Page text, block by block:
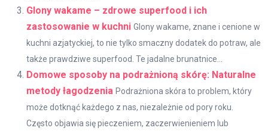
Glony wakame – zdrowe superfood i ich
zastosowanie w kuchni Glony wakame, znane i cenione w
kuchni azjatyckiej, to nie tylko smaczny dodatek do potraw, ale
także prawdziwe superfood. Te jadalne brunatnice...
Domowe sposoby na podrażnioną skórę: Naturalne
metody łagodzenia Podrażniona skóra to problem, który
może dotknąć każdego z nas, niezależnie od pory roku.
Często objawia się pieczeniem, zaczerwienieniem lub